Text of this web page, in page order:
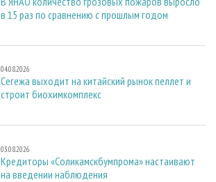
в 15 раз по сравнению с прошлым годом
04.08.2026
Сегежа выходит на китайский рынок пеллет и
строит биохимкомплекс
03.08.2026
Кредиторы «Соликамскбумпрома» настаивают
на введении наблюдения